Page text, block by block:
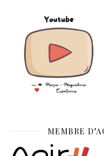
MEMBRE